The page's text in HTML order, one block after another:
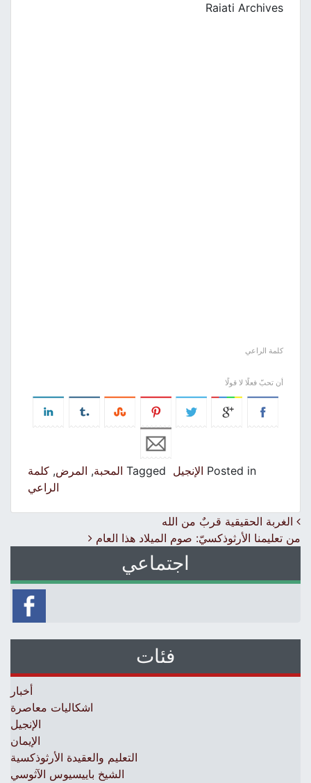
Raiati Archives
كلمة الراعي
أن تحبّ فعلًا لا قولًا
Posted in الإنجيل Tagged المحبة,المرض, كلمة
الراعي
Post navigation
الغربة الحقيقية قربٌ من الله
من تعليمنا الأرثوذكسيّ: صوم الميلاد هذا العام
اجتماعي
فئات
أخبار
اشكاليات معاصرة
الإنجيل
الإيمان
التعليم والعقيدة الأرثوذكسية
الشيخ باييسيوس الآثوسي